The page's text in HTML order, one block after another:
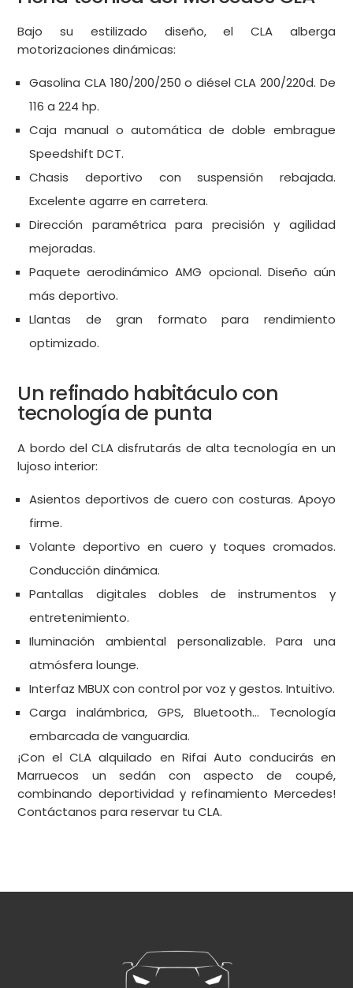
Bajo su estilizado diseño, el CLA alberga
motorizaciones dinámicas:
Gasolina CLA 180/200/250 o diésel CLA 200/220d. De
116 a 224 hp.
Caja manual o automática de doble embrague
Speedshift DCT.
Chasis deportivo con suspensión rebajada.
Excelente agarre en carretera.
Dirección paramétrica para precisión y agilidad
mejoradas.
Paquete aerodinámico AMG opcional. Diseño aún
más deportivo.
Llantas de gran formato para rendimiento
optimizado.
Un refinado habitáculo con
tecnología de punta
A bordo del CLA disfrutarás de alta tecnología en un
lujoso interior:
Asientos deportivos de cuero con costuras. Apoyo
firme.
Volante deportivo en cuero y toques cromados.
Conducción dinámica.
Pantallas digitales dobles de instrumentos y
entretenimiento.
Iluminación ambiental personalizable. Para una
atmósfera lounge.
Interfaz MBUX con control por voz y gestos. Intuitivo.
Carga inalámbrica, GPS, Bluetooth… Tecnología
embarcada de vanguardia.
¡Con el CLA alquilado en Rifai Auto conducirás en
Marruecos un sedán con aspecto de coupé,
combinando deportividad y refinamiento Mercedes!
Contáctanos para reservar tu CLA.